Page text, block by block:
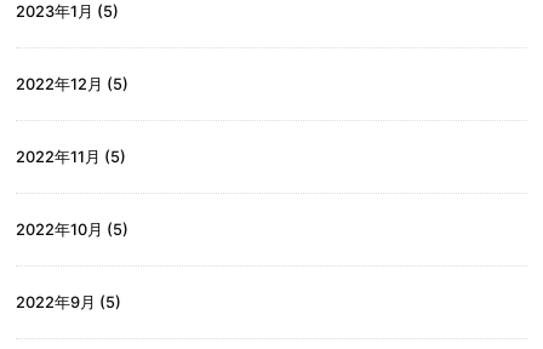
2023年1月 (5)
2022年12月 (5)
2022年11月 (5)
2022年10月 (5)
2022年9月 (5)